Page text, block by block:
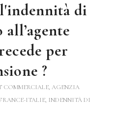
di
per
?
COMMERCIALE, AGENZIA
ITALIE, INDENNITÀ DI